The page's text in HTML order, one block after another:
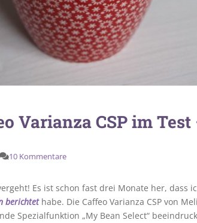
Varianza CSP im Test
10 Kommentare
Es ist schon fast drei Monate her, dass
berichtethabe. Die Caffeo Varianza CSP von
Spezialfunktion „My Bean Select“